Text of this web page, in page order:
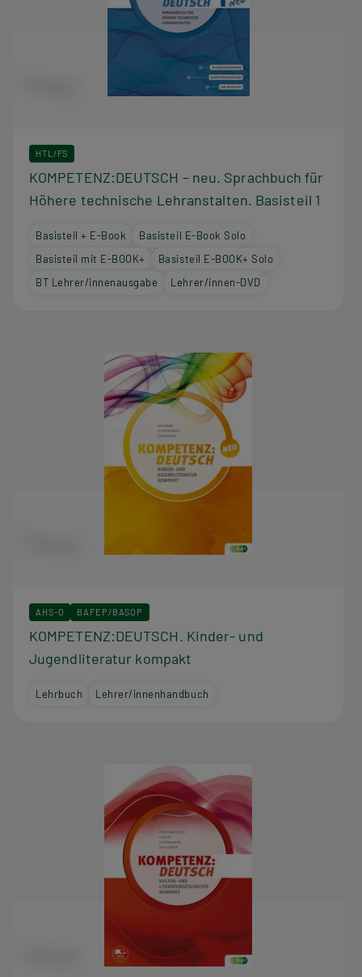
HTL/FS
KOMPETENZ:DEUTSCH – neu. Sprachbuch für
Höhere technische Lehranstalten. Basisteil 1
Basisteil + E-Book
Basisteil E-Book Solo
Basisteil mit E-BOOK+
Basisteil E-BOOK+ Solo
BT Lehrer/innenausgabe
Lehrer/innen-DVD
AHS-O BAFEP/BASOP
KOMPETENZ:DEUTSCH. Kinder- und
Jugendliteratur kompakt
Lehrbuch Lehrer/innenhandbuch